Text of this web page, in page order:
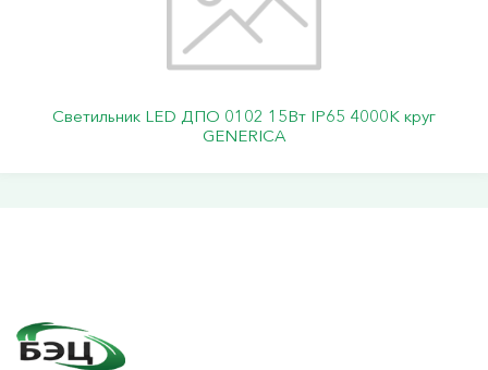
Светильник LED ДПО 0102 15Вт IP65 4000К круг
GENERICA